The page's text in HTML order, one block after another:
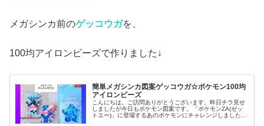
メガシンカ前のゲッコウガを、
100均アイロンビーズで作りました↓
簡単メガシンカ図案ゲッコウガ☆ポケモン100均
アイロンビーズ
こんにちは。ご訪問ありがとうございます。昨日チラ見せ
しましたが今日もポケモン図案です。「ポケモンZA(ゼッ
トエー)」に登場するあのポケモンにチャレンジしました。